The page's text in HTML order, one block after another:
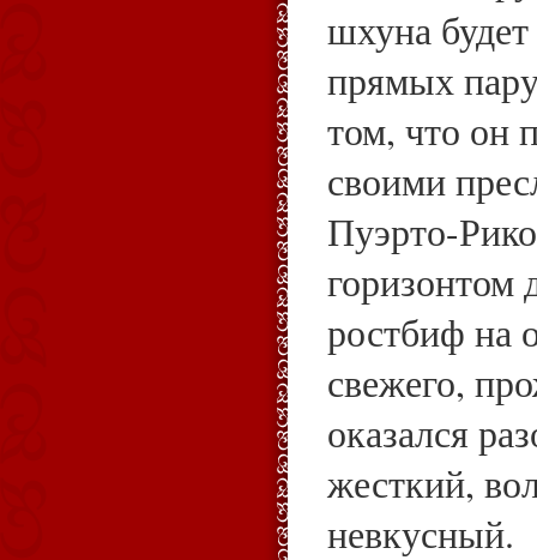
шхуна
прямых
том, что он
своими
Пуэрто-
горизонтом
ростбиф на
свежего,
оказался
жесткий,
невкусный.